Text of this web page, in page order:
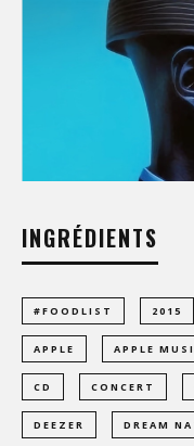
INGRÉDIENTS
#FOODLIST 2015
APPLE APPLE
CD CONCERT
DEEZER DREAM